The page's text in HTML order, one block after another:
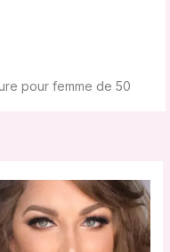
pour femme de 50